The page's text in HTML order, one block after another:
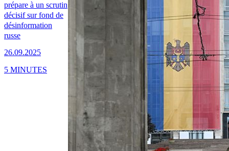
prépare à un scrutin
décisif sur fond de
désinformation
russe
26.09.2025
5 MINUTES